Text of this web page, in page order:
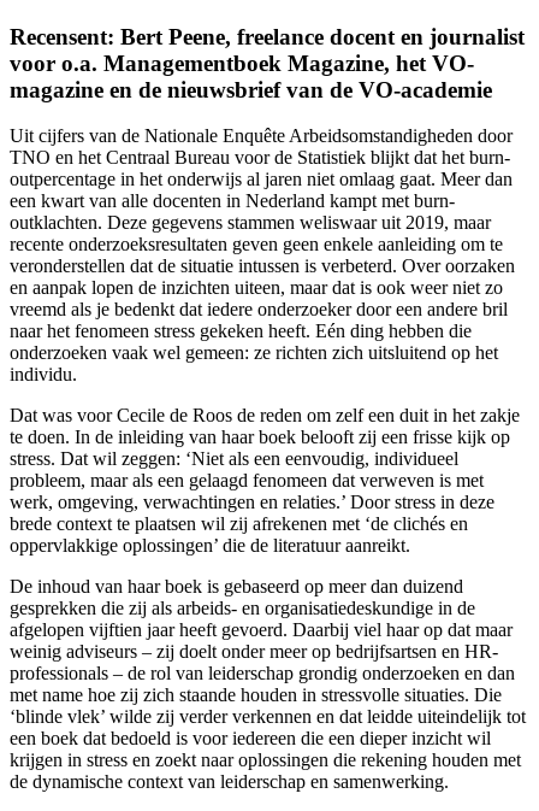
Recensent: Bert Peene, freelance docent en journalist
voor o.a. Managementboek Magazine, het VO-
magazine en de nieuwsbrief van de VO-academie
Uit cijfers van de Nationale Enquête Arbeidsomstandigheden door
TNO en het Centraal Bureau voor de Statistiek blijkt dat het burn-
outpercentage in het onderwijs al jaren niet omlaag gaat. Meer dan
een kwart van alle docenten in Nederland kampt met burn-
outklachten. Deze gegevens stammen weliswaar uit 2019, maar
recente onderzoeksresultaten geven geen enkele aanleiding om te
veronderstellen dat de situatie intussen is verbeterd. Over oorzaken
en aanpak lopen de inzichten uiteen, maar dat is ook weer niet zo
vreemd als je bedenkt dat iedere onderzoeker door een andere bril
naar het fenomeen stress gekeken heeft. Eén ding hebben die
onderzoeken vaak wel gemeen: ze richten zich uitsluitend op het
individu.
Dat was voor Cecile de Roos de reden om zelf een duit in het zakje
te doen. In de inleiding van haar boek belooft zij een frisse kijk op
stress. Dat wil zeggen: ‘Niet als een eenvoudig, individueel
probleem, maar als een gelaagd fenomeen dat verweven is met
werk, omgeving, verwachtingen en relaties.’ Door stress in deze
brede context te plaatsen wil zij afrekenen met ‘de clichés en
oppervlakkige oplossingen’ die de literatuur aanreikt.
De inhoud van haar boek is gebaseerd op meer dan duizend
gesprekken die zij als arbeids- en organisatiedeskundige in de
afgelopen vijftien jaar heeft gevoerd. Daarbij viel haar op dat maar
weinig adviseurs – zij doelt onder meer op bedrijfsartsen en HR-
professionals – de rol van leiderschap grondig onderzoeken en dan
met name hoe zij zich staande houden in stressvolle situaties. Die
‘blinde vlek’ wilde zij verder verkennen en dat leidde uiteindelijk tot
een boek dat bedoeld is voor iedereen die een dieper inzicht wil
krijgen in stress en zoekt naar oplossingen die rekening houden met
de dynamische context van leiderschap en samenwerking.